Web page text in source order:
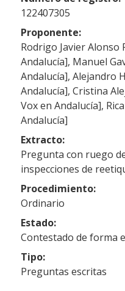
122407305
Proponente:
Rodrigo Javier Alonso
Andalucía], Manuel
Andalucía], Alejandro
Andalucía], Cristina
Vox en Andalucía],
Andalucía]
Extracto:
Pregunta con ruego
inspecciones de
Procedimiento:
Ordinario
Estado:
Contestado de forma
Tipo:
Preguntas escritas